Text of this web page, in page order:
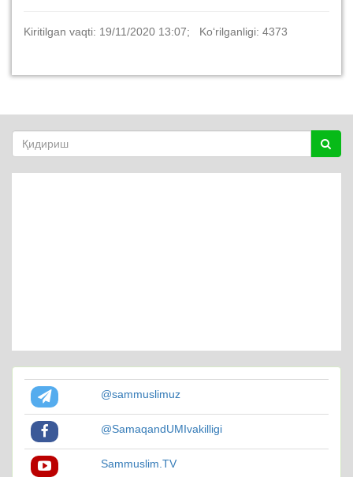
Kiritilgan vaqti: 19/11/2020 13:07; Ko‘rilganligi: 4373
@sammuslimuz
@SamaqandUMIvakilligi
Sammuslim.TV